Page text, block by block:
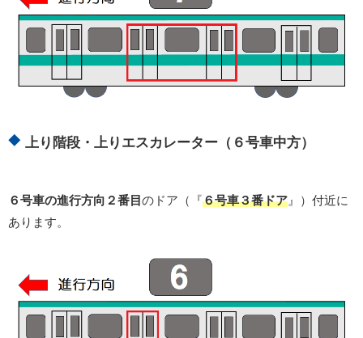
上り階段・上りエスカレーター（６号車中方）
６号車の進行方向２番目 のドア（『６号車３番ドア 』）付近に
あります。